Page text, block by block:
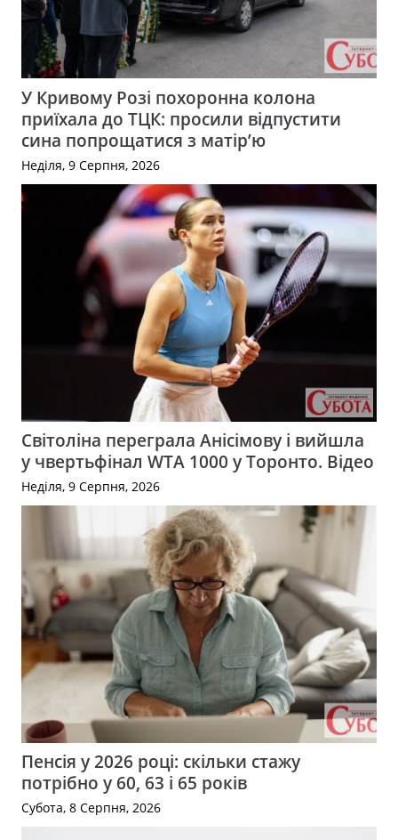
У Кривому Розі похоронна колона
приїхала до ТЦК: просили відпустити
сина попрощатися з матір’ю
Неділя, 9 Серпня, 2026
Світоліна переграла Анісімову і вийшла
у чвертьфінал WTA 1000 у Торонто. Відео
Неділя, 9 Серпня, 2026
Пенсія у 2026 році: скільки стажу
потрібно у 60, 63 і 65 років
Субота, 8 Серпня, 2026